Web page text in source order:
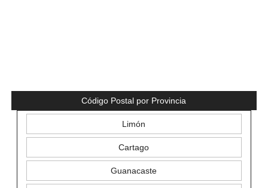
Código Postal por Provincia
Limón
Cartago
Guanacaste